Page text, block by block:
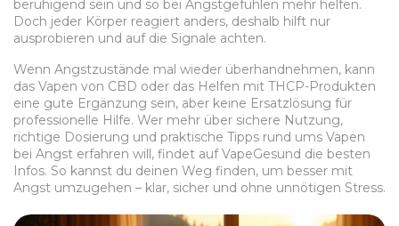
beruhigend sein und so bei Angstgefühlen mehr helfen.
Doch jeder Körper reagiert anders, deshalb hilft nur
ausprobieren und auf die Signale achten.
Wenn Angstzustände mal wieder überhandnehmen, kann
das Vapen von CBD oder das Helfen mit THCP-Produkten
eine gute Ergänzung sein, aber keine Ersatzlösung für
professionelle Hilfe. Wer mehr über sichere Nutzung,
richtige Dosierung und praktische Tipps rund ums Vapen
bei Angst erfahren will, findet auf VapeGesund die besten
Infos. So kannst du deinen Weg finden, um besser mit
Angst umzugehen – klar, sicher und ohne unnötigen Stress.